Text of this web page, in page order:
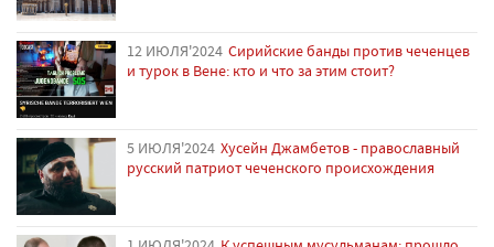
12 ИЮЛЯ'2024 Сирийские банды против чеченцев
и турок в Вене: кто и что за этим стоит?
5 ИЮЛЯ'2024 Хусейн Джамбетов - православный
русский патриот чеченского происхождения